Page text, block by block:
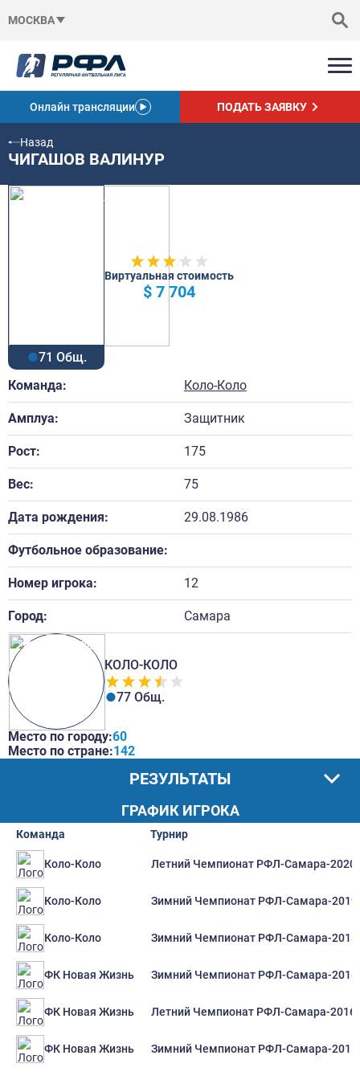
МОСКВА
Онлайн трансляции ПОДАТЬ ЗАЯВКУ
Назад
ЧИГАШОВ ВАЛИНУР
71 Общ.
Виртуальная стоимость
$ 7 704
Команда: Коло-Коло
Амплуа: Защитник
Рост: 175
Вес: 75
Дата рождения: 29.08.1986
Футбольное образование:
Номер игрока: 12
Город: Самара
КОЛО-КОЛО
77 Общ.
Место по городу:60
Место по стране:142
РЕЗУЛЬТАТЫ
ГРАФИК ИГРОКА
Команда Турнир
Коло-Коло Летний Чемпионат РФЛ-Самара-2020
Коло-Коло Зимний Чемпионат РФЛ-Самара-
Коло-Коло Зимний Чемпионат РФЛ-Самара-
ФК Новая Жизнь Зимний Чемпионат РФЛ-Самара-
ФК Новая Жизнь Летний Чемпионат РФЛ-Самара-2016
ФК Новая Жизнь Зимний Чемпионат РФЛ-Самара-